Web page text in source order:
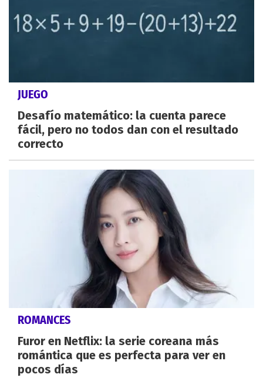
JUEGO
Desafío matemático: la cuenta parece
fácil, pero no todos dan con el resultado
correcto
ROMANCES
Furor en Netflix: la serie coreana más
romántica que es perfecta para ver en
pocos días